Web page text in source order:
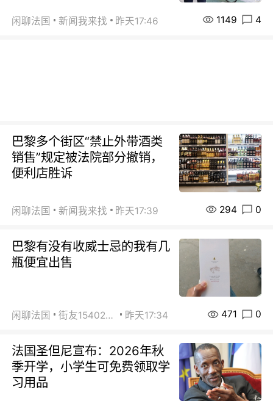
闲聊法国 新闻我来找 昨天17:46 1149 4
巴黎多个街区“禁止外带酒类
销售”规定被法院部分撤销，
便利店胜诉
闲聊法国 新闻我来找 昨天17:39 294 0
巴黎有没有收威士忌的我有几
瓶便宜出售
闲聊法国 街友15402223 昨天17:34 471 0
法国圣但尼宣布：2026年秋
季开学，小学生可免费领取学
习用品